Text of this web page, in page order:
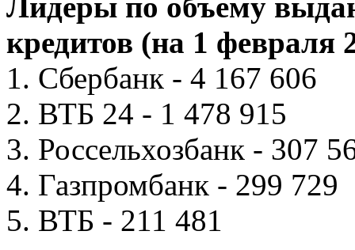
Лидеры по объему
кредитов (на 1 февраля
1. Сбербанк - 4 167 606
2. ВТБ 24 - 1 478 915
3. Россельхозбанк - 307
4. Газпромбанк - 299 729
5. ВТБ - 211 481